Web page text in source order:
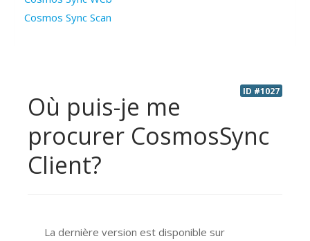
Connexion
Cosmos Sync Scan
ID #1027
Où puis-je me
procurer CosmosSync
Client?
La dernière version est disponible sur